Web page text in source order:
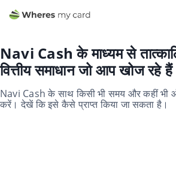
Navi Cash के माध्यम से
वित्तीय समाधान जो आप खोज रहे हैं
Navi Cash के साथ किसी भी समय और कहीं भी
करें। देखें कि इसे कैसे प्राप्त किया जा सकता है।